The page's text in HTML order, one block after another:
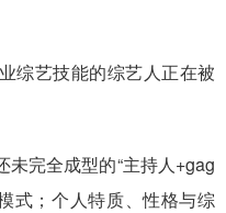
综艺技能的综艺人正在被
完全成型的“主持人+gag
式；个人特质、性格与综